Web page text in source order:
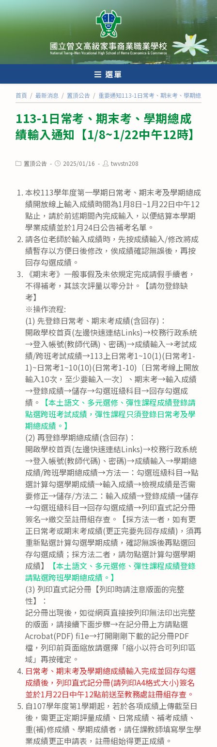
跳
轉
至
內
選單
首頁 / 最新消息 / 置頂公告 / 重要通知113-1日常考、期末考、學期總成
113-1日常考、期末考、學期總成
績輸入通知【1/8~1/22中午12時】
Post置頂公告
Post2025/01/16
Posttwvstn208
本校113學年度第一學期日常考、期末考及學期總成
績開放線上輸入成績時間為1月8日~1月22日中午12
點止，請於前述期間內完成輸入，以便結算本學期
學業成績並於1月24日公告補考名單。
請各位老師於輸入成績時，先按成績輸入/修改將成
績暫存以方便日後修改，俟成績確認無誤後，再按
回存勾選成績。
《期末考》一般事假及未依規定完成請假手續者，
不得補考，其該次評量以零分計。【請勿登錄缺
考】
※操作流程:
(1) 先登錄日常考、期末考成績(含回存)：
開啟學校首頁(左邊快速連結Links)→校務行政系統
→登入帳號(教師代碼)、密碼)→成績輸入→考試成
績/跨班考試成績→113上日常考1~10(1)(日常考1-
1)~日常考1~10(10)(日常考1-10)〔日常考線上開放
輸入10次，至少要輸入一次〕、期末考→輸入成績
→登錄成績→儲存→勾選班級科目→回存勾選成
績。
【本土語文、多元選修、彈性課程成績登錄請
點選跨班考試成績，彈性課程只須登錄日常考及學
期總成績。】
(2) 再登錄學期總成績(含回存)：
開啟學校首頁(左邊快速連結Links)→校務行政系統
→登入帳號(教師代碼)、密碼)→成績輸入→學期總
成績/跨班學期總成績→方法一：勾選班級科目→點
選計算勾選學期成績→輸入成績→檢視成績是否需
要修正→儲存/方法二：輸入成績→登錄成績→儲存
→勾選班級科目→回存勾選成績→列印直式記分冊
簽名→繳交至註冊組存查。【採方法一者，如有更
正日常考或期末考成績(更正完要先回存成績)，須再
重新點選計算勾選學期成績，確認無誤後再點選回
存勾選成績；採方法二者，請勿點選計算勾選學期
成績】
【本土語文、多元選修、彈性課程成績登錄
請點選跨班學期總成績。】
(3) 列印直式記分冊【列印時請注意版面的完整
性】：
記分冊出現後，如從網頁直接按列印無法印出完整
的版面，請接續下面步驟→在記分冊上方請點選
Acrobat(PDF) fi1e→打開剛剛下載的記分冊PDF
檔，列印前頁面縮放請選擇「縮小以符合可列印區
域」再按確定。
日常考、期末考及學期總成績輸入完成並回存勾選
成績後，列印直式記分冊(請列印A4格式大小)簽名
並於1月22日中午12點前送至教務處註冊組存查。
自107學年度第1學期起，若於各項成績上傳截至日
後，需更正定期評量成績、日常成績、補考成績、
重(補)修成績、學期成績者，請任課教師填寫學生學
業成績更正申請表，註冊組始得更正成績。